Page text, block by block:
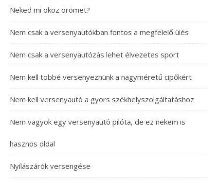
Neked mi okoz örömet?
Nem csak a versenyautókban fontos a megfelelő ülés
Nem csak a versenyautózás lehet élvezetes sport
Nem kell többé versenyeznünk a nagyméretű cipőkért
Nem kell versenyautó a gyors székhelyszolgáltatáshoz
Nem vagyok egy versenyautó pilóta, de ez nekem is
hasznos oldal
Nyílászárók versengése